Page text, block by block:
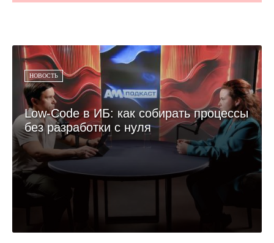
НОВОСТЬ
Low-Code в ИБ: как собирать процессы
без разработки с нуля